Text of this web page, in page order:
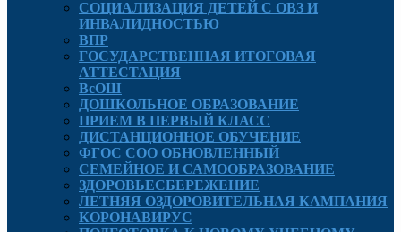
СОЦИАЛИЗАЦИЯ ДЕТЕЙ С ОВЗ И
ИНВАЛИДНОСТЬЮ
ВПР
ГОСУДАРСТВЕННАЯ ИТОГОВАЯ
АТТЕСТАЦИЯ
ВсОШ
ДОШКОЛЬНОЕ ОБРАЗОВАНИЕ
ПРИЕМ В ПЕРВЫЙ КЛАСС
ДИСТАНЦИОННОЕ ОБУЧЕНИЕ
ФГОС СОО ОБНОВЛЕННЫЙ
СЕМЕЙНОЕ И САМООБРАЗОВАНИЕ
ЗДОРОВЬЕСБЕРЕЖЕНИЕ
ЛЕТНЯЯ ОЗДОРОВИТЕЛЬНАЯ КАМПАНИЯ
КОРОНАВИРУС